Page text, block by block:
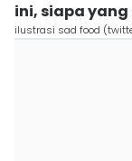
ini, siapa
ilustrasi sad food